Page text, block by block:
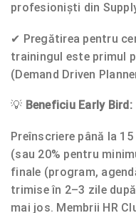
profesioniști din
✔ Pregătirea pentru
trainingul este primul
(Demand Driven
💡 Beneficiu Early Bird:
Preînscriere până la 15
(sau 20% pentru
finale (program,
trimise în 2–3 zile
mai jos. Membrii HR